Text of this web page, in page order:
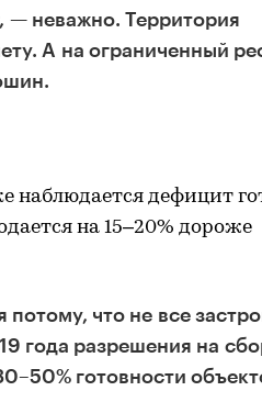
— неважно. Территория
А на ограниченный
наблюдается дефицит
на 15–20% дороже
потому, что не все
года разрешения на
готовности